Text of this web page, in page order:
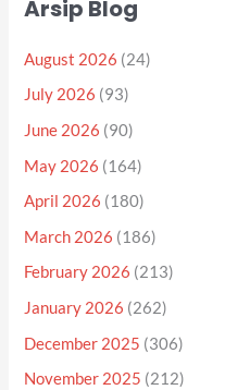
Arsip Blog
August 2026 (24)
July 2026 (93)
June 2026 (90)
May 2026 (164)
April 2026 (180)
March 2026 (186)
February 2026 (213)
January 2026 (262)
December 2025 (306)
November 2025 (212)